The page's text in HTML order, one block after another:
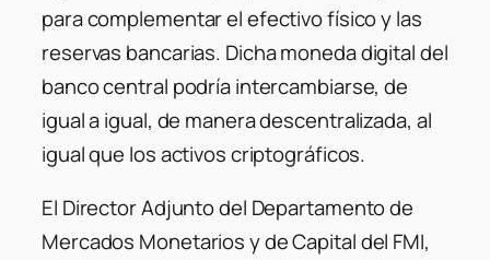
para complementar el efectivo físico y las
reservas bancarias. Dicha moneda digital del
banco central podría intercambiarse, de
igual a igual, de manera descentralizada, al
igual que los activos criptográficos.
El Director Adjunto del Departamento de
Mercados Monetarios y de Capital del FMI,